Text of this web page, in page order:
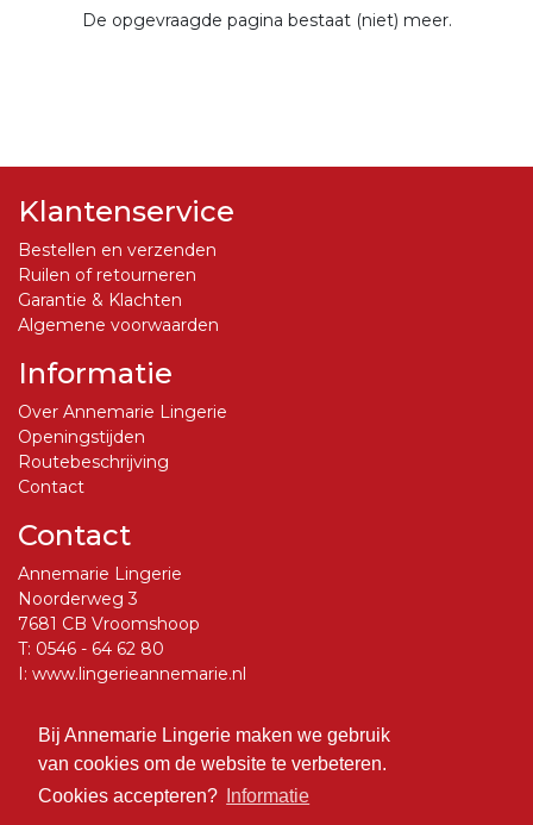
Bij Annemarie Lingerie maken we gebruik
van cookies om de website te verbeteren.
Cookies accepteren?
Informatie
De opgevraagde pagina bestaat (niet) meer.
Klantenservice
Bestellen en verzenden
Ruilen of retourneren
Garantie & Klachten
Algemene voorwaarden
Informatie
Over Annemarie Lingerie
Openingstijden
Routebeschrijving
Contact
Contact
Annemarie Lingerie
Noorderweg 3
7681 CB Vroomshoop
T: 0546 - 64 62 80
I: www.lingerieannemarie.nl
Social Media
Volg ons op Facebook